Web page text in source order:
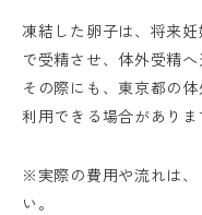
凍結した卵子は、将来妊
で受精させ、体外受精へ
その際にも、東京都の
利用できる場合がありま
※実際の費用や流れは、
い。